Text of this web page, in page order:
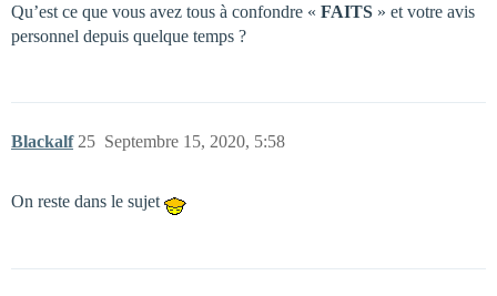
Qu’est ce que vous avez tous à confondre « FAITS » et votre avis
personnel depuis quelque temps ?
Blackalf Septembre 15, 2020, 5:58
25
On reste dans le sujet